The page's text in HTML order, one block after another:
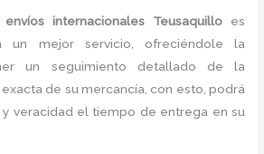
envíos internacionales Teusaquilloes
un mejor servicio, ofreciéndole la
un seguimiento detallado de la
de su mercancía, con esto, podrá
veracidad el tiempo de entrega en su